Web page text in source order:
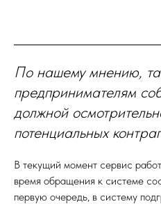
По нашему мнению,
предпринимателям
должной
потенциальных
В текущий момент сервис
время обращения к системе
первую очередь, в систему